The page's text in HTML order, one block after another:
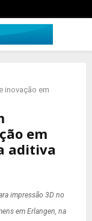
inovação em
em
aditiva
impressão 3D no
em Erlangen, na